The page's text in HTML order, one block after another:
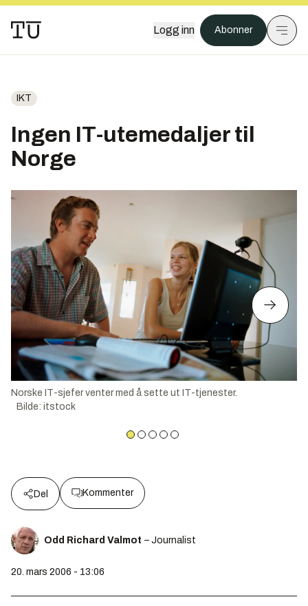
Logg inn Abonner
IKT
Ingen IT-utemedaljer til
Norge
Norske IT-sjefer venter med å sette ut IT-tjenester.
Bilde: itstock
Del Kommenter
Odd Richard Valmot – Journalist
20. mars 2006 - 13:06